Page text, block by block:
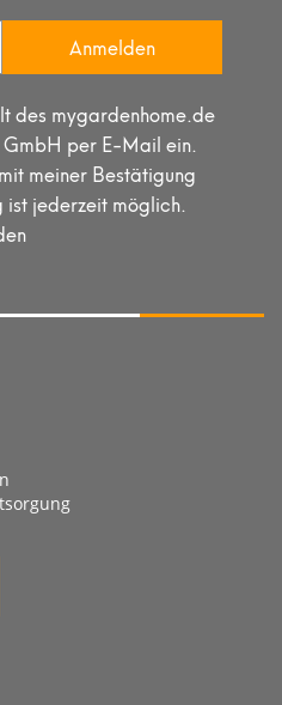
Anmelden
des mygardenhome.de
per E-Mail ein.
meiner Bestätigung
jederzeit möglich.